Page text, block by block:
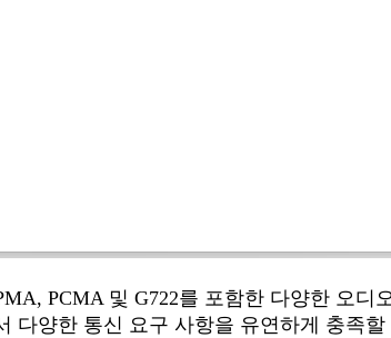
PCMA 및 G722를 포함한 다양한 오디
다양한 통신 요구 사항을 유연하게 충족할